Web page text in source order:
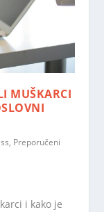
MUŠKARCI
, Preporučeni
i kako je